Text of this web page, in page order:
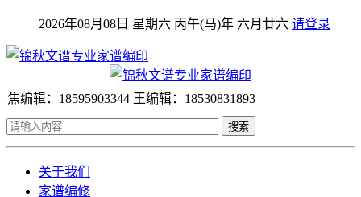
2026年08月08日 星期六 丙午(马)年 六月廿六 请登录
焦编辑：18595903344 王编辑：18530831893
搜索
关于我们
家谱编修